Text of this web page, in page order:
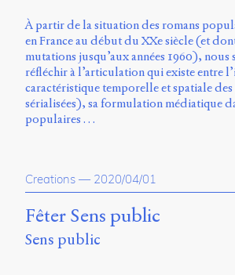
Rosati,
de
2018
2020.
À partir de la situation des romans
en France au début du XXe siècle (et
mutations jusqu’aux années 1960), nous
réfléchir à l’articulation qui existe entre
caractéristique temporelle et spatiale des
sérialisées), sa formulation médiatique
populaires …
Creations — 2020/04/01
Fêter Sens public
Sens public